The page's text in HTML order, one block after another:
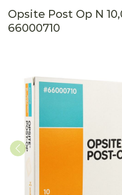
Opsite Post Op N
66000710